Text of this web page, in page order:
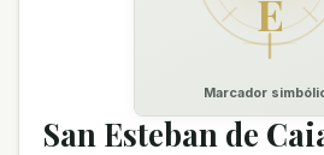
E
Marcador
San Esteban de